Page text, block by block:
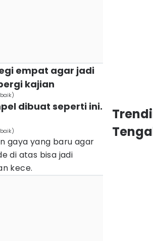
empat agar jadi
kajian
dibuat seperti ini.
gaya yang baru agar
di atas bisa jadi
kece.